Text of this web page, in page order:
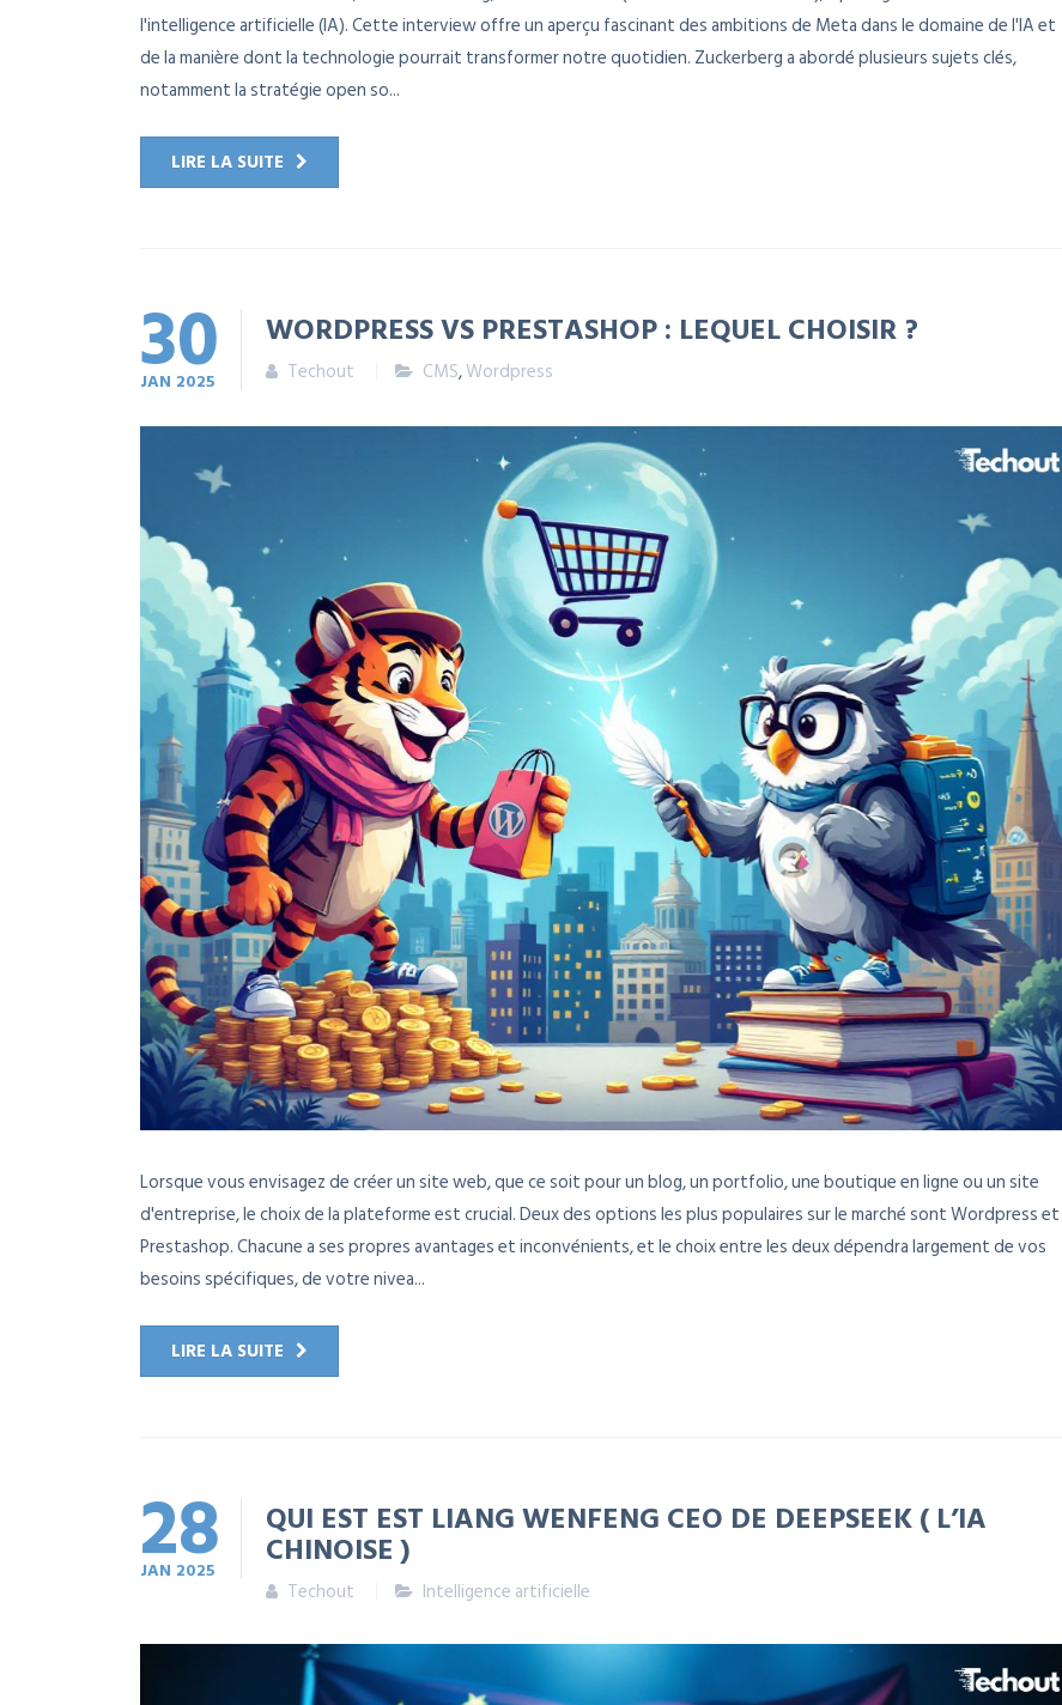
l'intelligence artificielle (IA). Cette interview offre un aperçu fascinant des ambitions de Meta dans le domaine de l'IA et
de la manière dont la technologie pourrait transformer notre quotidien. Zuckerberg a abordé plusieurs sujets clés,
notamment la stratégie open so...
LIRE LA SUITE
30
JAN 2025
WORDPRESS VS PRESTASHOP : LEQUEL CHOISIR ?
Techout CMS,Wordpress
Lorsque vous envisagez de créer un site web, que ce soit pour un blog, un portfolio, une boutique en ligne ou un site
d'entreprise, le choix de la plateforme est crucial. Deux des options les plus populaires sur le marché sont Wordpress et
Prestashop. Chacune a ses propres avantages et inconvénients, et le choix entre les deux dépendra largement de vos
besoins spécifiques, de votre nivea...
LIRE LA SUITE
28
JAN 2025
QUI EST EST LIANG WENFENG CEO DE DEEPSEEK ( L’IA
CHINOISE )
Techout Intelligence artificielle